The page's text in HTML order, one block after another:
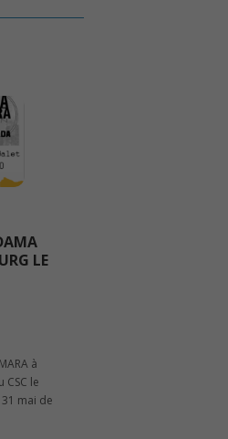
LE
à
CSC le
mai de